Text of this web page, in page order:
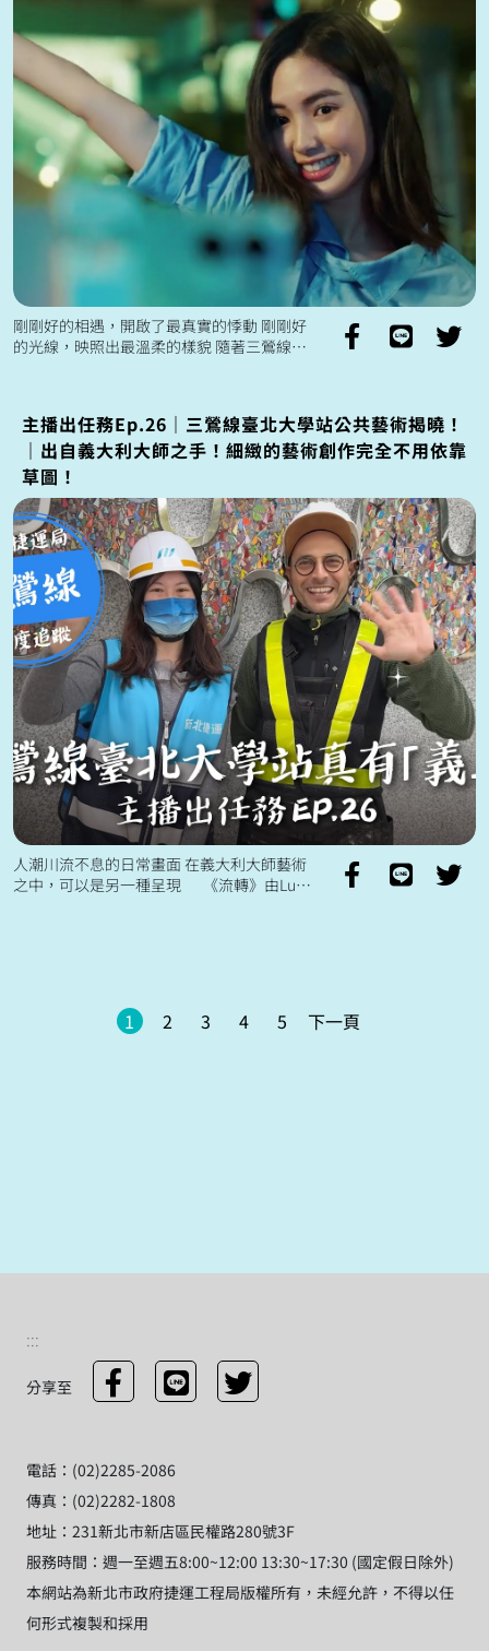
剛剛好的相遇，開啟了最真實的悸動 剛剛好
的光線，映照出最溫柔的樣貌 隨著三鶯線帶
主播出任務Ep.26｜三鶯線臺北大學站公共藝術揭曉！
｜出自義大利大師之手！細緻的藝術創作完全不用依靠
草圖！
人潮川流不息的日常畫面 在義大利大師藝術
之中，可以是另一種呈現 《流轉》由Luca
1 2 3 4 5 下一頁
:::
分享至
電話：(02)2285-2086
傳真：(02)2282-1808
地址：231新北市新店區民權路280號3F
服務時間：週一至週五8:00~12:00 13:30~17:30 (國定假日除外)
本網站為新北市政府捷運工程局版權所有，未經允許，不得以任
何形式複製和採用